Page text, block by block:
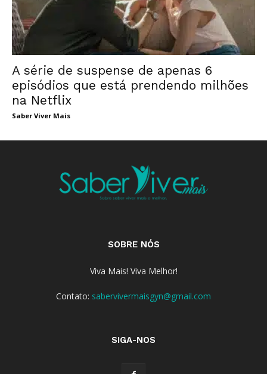
A série de suspense de apenas 6
episódios que está prendendo milhões
na Netflix
Saber Viver Mais
SOBRE NÓS
Viva Mais! Viva Melhor!
Contato: sabervivermaisgyn@gmail.com
SIGA-NOS